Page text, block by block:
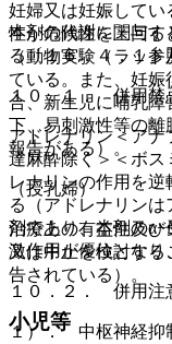
妊婦又は妊娠してい
性が危険性を上回る
（動物実験（ラッ
ている。また、妊娠
合、新生児に哺乳障
下、易刺激性等の離
報告がある）。
（授乳婦）
治療上の有益性及び
又は中止を検討する
告されている）。
小児等
本剤の代謝に関与す
る〔１６．４．１参
１０．１． 併用禁
アドレナリン＜ア
達麻酔除く＞＜ボス
レナリンの作用を
る（アドレナリン
剤であり、本剤の
激作用が優位となり
１０．２． 併用注
１）． 中枢神経抑